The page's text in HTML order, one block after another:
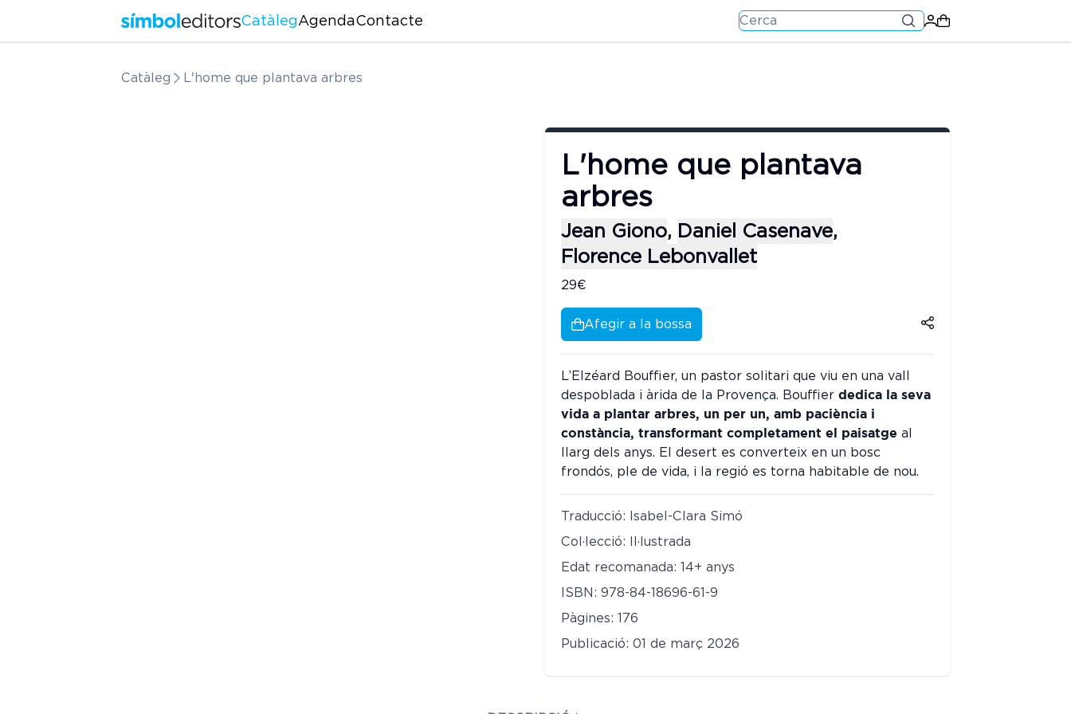
CatàlegAgendaContacte
Catàleg L'home que plantava arbres
L'home que plantava
arbres
Jean Giono, Daniel Casenave,
Florence Lebonvallet
29€
Afegir a la bossa
L’Elzéard Bouffier, un pastor solitari que viu en una vall
despoblada i àrida de la Provença. Bouffier dedica la seva
vida a plantar arbres, un per un, amb paciència i
constància, transformant completament el paisatge al
llarg dels anys. El desert es converteix en un bosc
frondós, ple de vida, i la regió es torna habitable de nou.
Traducció: Isabel-Clara Simó
Col·lecció: Il·lustrada
Edat recomanada: 14+ anys
ISBN: 978-84-18696-61-9
Pàgines: 176
Publicació: 01 de març 2026